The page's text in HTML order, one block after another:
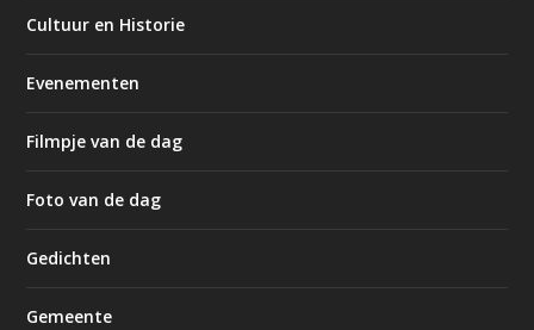
Cultuur en Historie
Evenementen
Filmpje van de dag
Foto van de dag
Gedichten
Gemeente